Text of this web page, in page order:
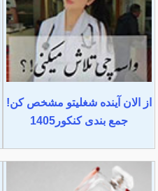
از الان آینده شغلیتو مشخص کن!
جمع بندی کنکور1405